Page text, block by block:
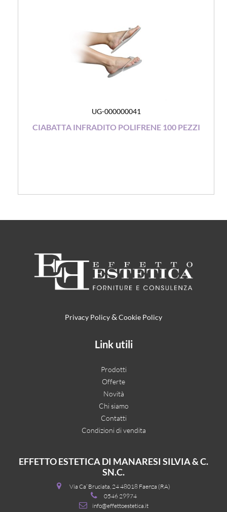
UG-000000041
CIABATTA INFRADITO POLIFRENE 100 PEZZI
Privacy Policy& Cookie Policy
Link utili
Prodotti
Offerte
Novità
Chi siamo
Contatti
Condizioni di vendita
EFFETTO ESTETICA DI MANARESI SILVIA & C.
SN.C.
Via Ca’ Bruciata, 24 48018 Faenza (RA)
0546 29974
info@effettoestetica.it